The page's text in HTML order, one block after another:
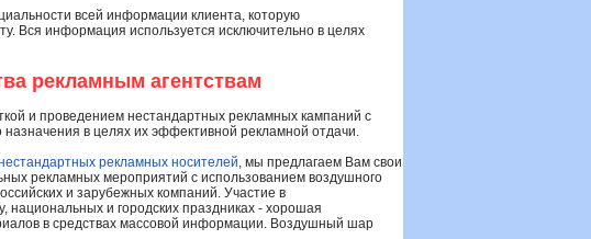
всей информации клиента, которую
Вся информация используется исключительно в целях
рекламным агентствам
и проведением нестандартных рекламных кампаний с
в целях их эффективной рекламной отдачи.
рекламных носителей, мы предлагаем Вам свои
рекламных мероприятий с использованием воздушного
и зарубежных компаний. Участие в
и городских праздниках - хорошая
в средствах массовой информации. Воздушный шар